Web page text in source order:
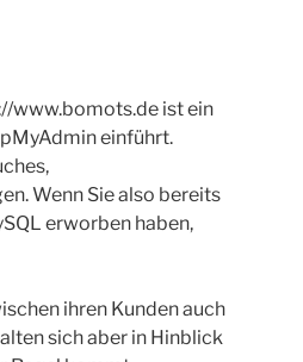
www.bomots.de ist ein
einführt.
Wenn Sie also bereits
erworben haben,
ihren Kunden auch
sich aber in Hinblick